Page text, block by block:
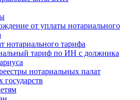
от уплаты нотариального
нотариального тарифа
тариф по ИН с должника
нотариальных палат
государств